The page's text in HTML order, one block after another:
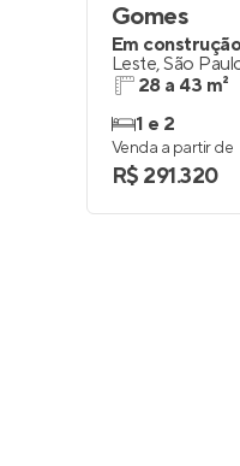
Gomes
Em
Leste,São
28 a 43 m²
1 e 2
Venda a partir de
R$ 291.320